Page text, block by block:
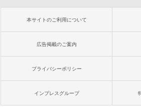
本サイトのご利用について
広告掲載のご案内
プライバシーポリシー
インプレスグループ